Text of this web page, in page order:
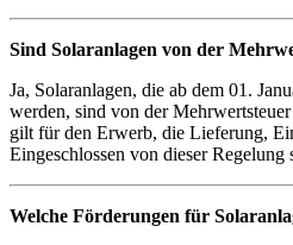
Sind Solaranlagen von der
Ja, Solaranlagen, die ab dem 01.
werden, sind von der
gilt für den Erwerb, die Lieferung,
Eingeschlossen von dieser Regelung
Welche Förderungen für